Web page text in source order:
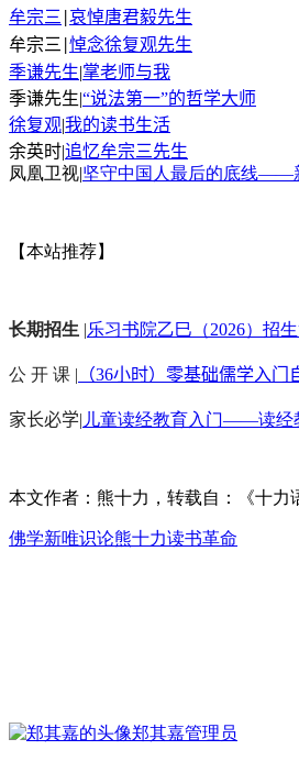
牟宗三 哀悼唐君毅先生
牟宗三 悼念徐复观先生
季谦先生|掌老师与我
季谦先生|“说法第一”的哲学大师
徐复观|我的读书生活
余英时|追忆牟宗三先生
凤凰卫视|坚守中国人最后的底线——
【本站推荐】
长期招生 |乐习书院乙巳（2026）招
公 开 课 | （36小时）零基础儒学入门
家长必学| 儿童读经教育入门——读经
本文作者：熊十力，转载自：《十力
佛学新唯识论熊十力读书革命
郑其嘉管理员